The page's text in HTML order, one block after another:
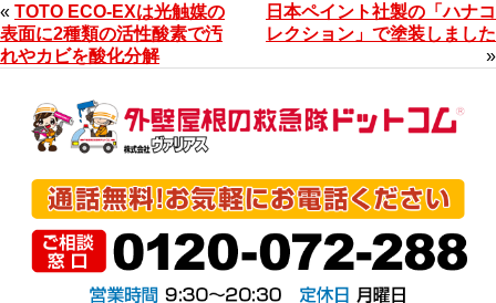
« TOTO ECO-EXは光触媒の
表面に2種類の活性酸素で汚
れやカビを酸化分解
日本ペイント社製の「ハナコ
レクション」で塗装しました
»